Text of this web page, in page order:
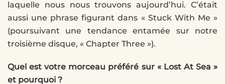
laquelle nous nous trouvons aujourd’hui. C’était
aussi une phrase figurant dans « Stuck With Me »
(poursuivant une tendance entamée sur notre
troisième disque, « Chapter Three »).
Quel est votre morceau préféré sur « Lost At Sea »
et pourquoi ?